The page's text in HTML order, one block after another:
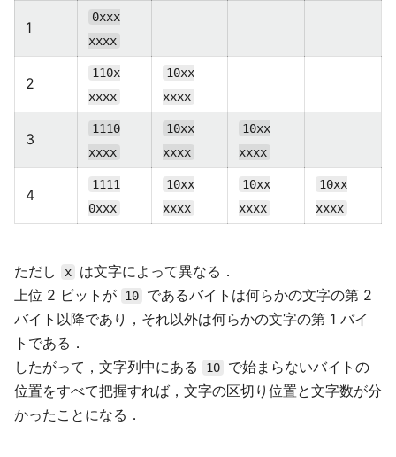
1
0xxx
xxxx
2
110x
xxxx
10xx
xxxx
3
1110
xxxx
10xx
xxxx
10xx
xxxx
4
1111
0xxx
10xx
xxxx
10xx
xxxx
10xx
xxxx
ただし x
は文字によって異なる．
上位 2 ビットが
10
であるバイトは何らかの文字の第 2
バイト以降であり，それ以外は何らかの文字の第 1 バイ
トである．
したがって，文字列中にある
10
で始まらないバイトの
位置をすべて把握すれば，文字の区切り位置と文字数が分
かったことになる．